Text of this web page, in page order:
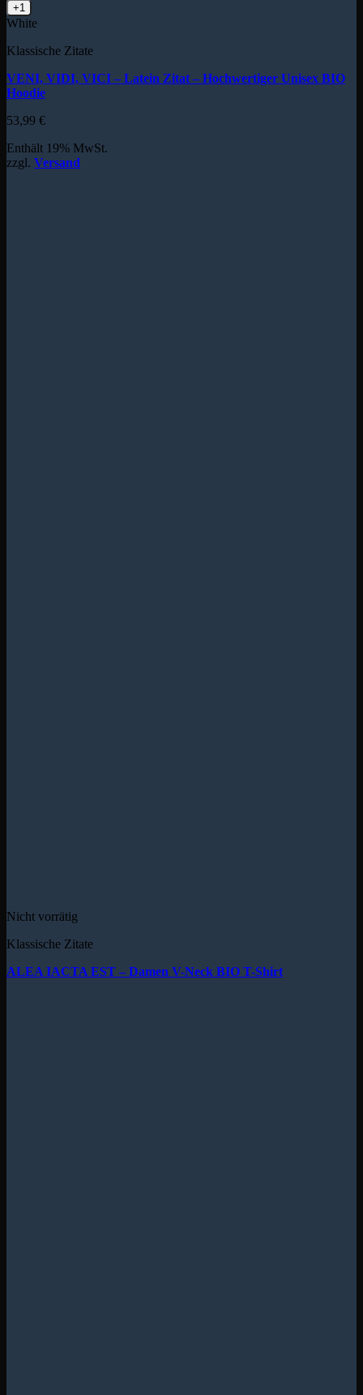
+1
White
Klassische Zitate
VENI, VIDI, VICI – Latein Zitat – Hochwertiger Unisex BIO
Hoodie
53,99 €
Enthält 19% MwSt.
zzgl. Versand
Nicht vorrätig
Klassische Zitate
ALEA IACTA EST – Damen V-Neck BIO T-Shirt